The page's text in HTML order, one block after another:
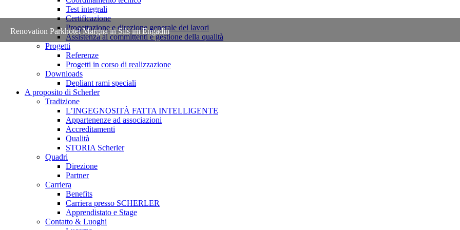
Test integrali
Certificazione
Progettazione e direzione generale dei lavori
Assistenza ai committenti e gestione della qualità
Progetti
Referenze
Progetti in corso di realizzazione
Downloads
Depliant rami speciali
A proposito di Scherler
Tradizione
L’INGEGNOSITÀ FATTA INTELLIGENTE
Appartenenze ad associazioni
Accreditamenti
Qualità
STORIA Scherler
Quadri
Direzione
Partner
Carriera
Benefits
Carriera presso SCHERLER
Apprendistato e Stage
Contatto & Luoghi
Renovation Parkhotel Margna in Sils im Engadin